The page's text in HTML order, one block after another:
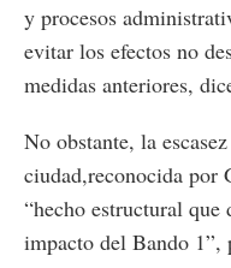
y procesos
evitar los efectos no
medidas anteriores,
No obstante, la
ciudad,reconocida por
“hecho estructural que
impacto del Bando